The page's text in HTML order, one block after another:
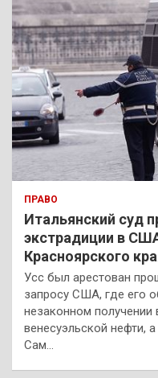
ПРАВО
Итальянский суд
экстрадиции в
Красноярского
Усс был арестован
запросу США, где его
незаконном
венесуэльской нефти,
Сам…